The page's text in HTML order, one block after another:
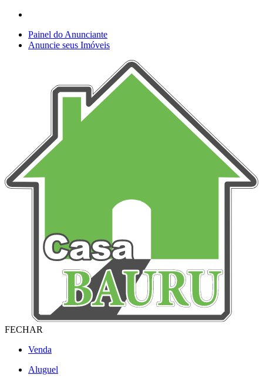
Painel do Anunciante
Anuncie seus Imóveis
FECHAR
Venda
Aluguel